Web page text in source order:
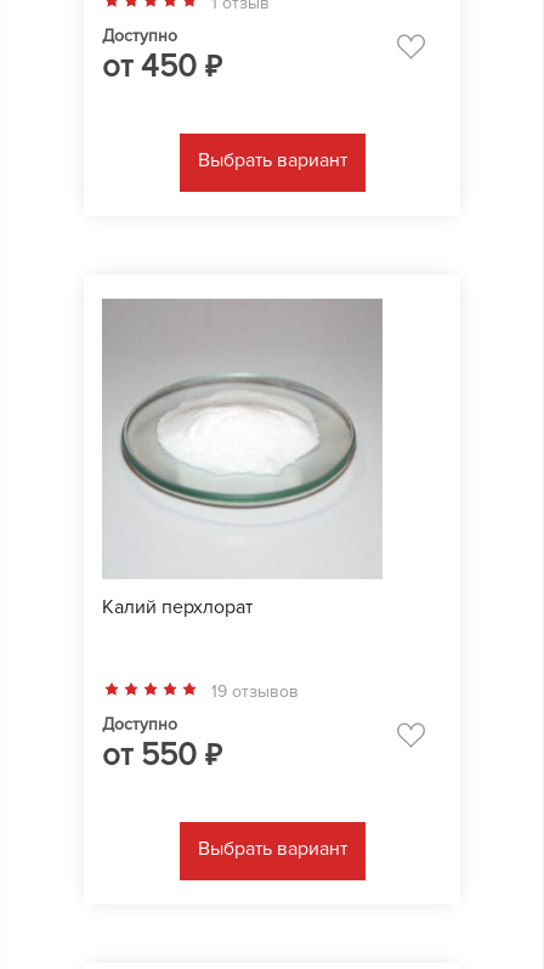
Доступно
от450 ₽
Выбрать вариант
Калий перхлорат
19 отзывов
Доступно
от 550 ₽
Выбрать вариант